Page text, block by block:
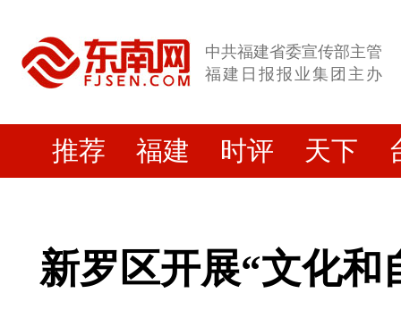
中共福建省委宣传部主管
福建日报报业集团主办
推荐 福建 时评 天下
新罗区开展“文化和